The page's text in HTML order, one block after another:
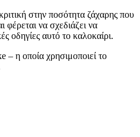
στην ποσότητα ζάχαρης που
φέρεται να σχεδιάζει να
οδηγίες αυτό το καλοκαίρι.
– η οποία χρησιμοποιεί το